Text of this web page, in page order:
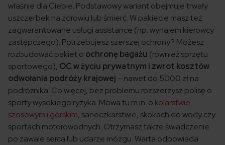
właśnie dla Ciebie. Podstawowy wariant obejmuje trwały
uszczerbek na zdrowiu lub śmierć. W pakiecie masz też
zagwarantowane usługi assistance (np. wynajem kierowcy
zastępczego). Potrzebujesz szerszej ochrony? Możesz
rozbudować pakiet o ochronę bagażu (również sprzętu
sportowego), OC w życiu prywatnym i zwrot kosztów
odwołania podróży krajowej – nawet do 5000 zł na
podróżnika. Co więcej, bez problemu rozszerzysz polisę o
sporty wysokiego ryzyka. Mowa tu m.in. o kolarstwie
szosowym i górskim, saneczkarstwie, skokach do wody czy
sportach motorowodnych. Otrzymasz także świadczenie
po zawale serca lub udarze mózgu. Warta odpowiada